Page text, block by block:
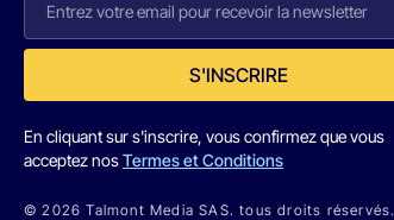
S'INSCRIRE
En cliquant sur s'inscrire, vous confirmez que vous
acceptez nosTermes et Conditions
© 2026 Talmont Media SAS. tous droits réservés.